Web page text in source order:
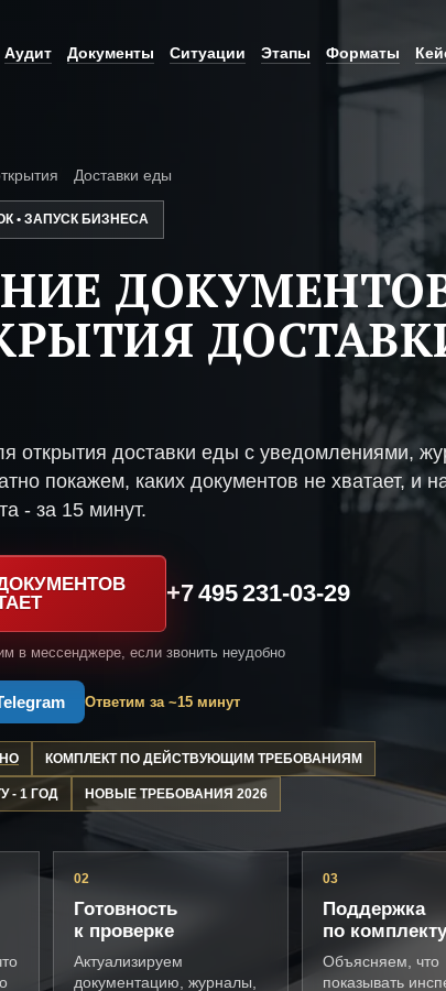
Аудит Документы Ситуации Этапы Форматы
Доставки еды
• ЗАПУСК БИЗНЕСА
открытия доставки еды с уведомлениями,
покажем, каких документов не хватает, и
- за 15 минут.
+7 495 231-03-29
в мессенджере, если звонить неудобно
Ответим за ~15 минут
КОМПЛЕКТ ПО ДЕЙСТВУЮЩИМ ТРЕБОВАНИЯМ
- 1 ГОД НОВЫЕ ТРЕБОВАНИЯ 2026
02
Готовность
к проверке
Актуализируем
документацию, журналы,
03
Поддержка
по
Объясняем, что
показывать